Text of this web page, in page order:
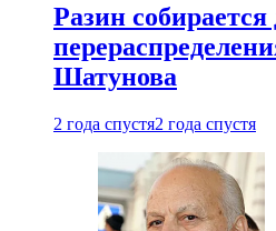
Разин собирается
Шатунова
2 года спустя2 года спустя